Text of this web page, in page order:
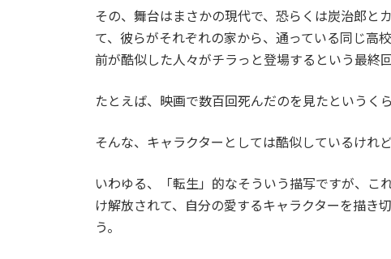
その、舞台はまさかの現代で、恐らくは炭治郎と
て、彼らがそれぞれの家から、通っている同じ高
前が酷似した人々がチラっと登場するという最終回
たとえば、映画で数百回死んだのを見たというく
そんな、キャラクターとしては酷似しているけれ
いわゆる、「転生」的なそういう描写ですが、こ
け解放されて、自分の愛するキャラクターを描き
う。